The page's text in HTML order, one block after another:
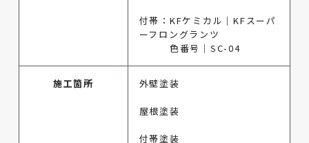
付帯：KFケミカル｜KFスーパ
ーフロングランツ
色番号｜SC-04
施工箇所 外壁塗装
屋根塗装
付帯塗装